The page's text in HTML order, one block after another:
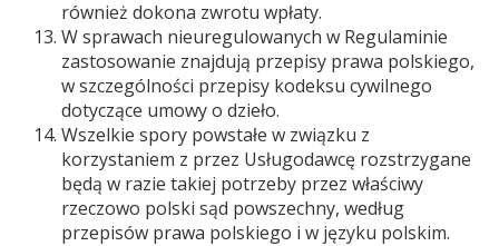
również dokona zwrotu wpłaty.
W sprawach nieuregulowanych w Regulaminie
zastosowanie znajdują przepisy prawa polskiego,
w szczególności przepisy kodeksu cywilnego
dotyczące umowy o dzieło.
Wszelkie spory powstałe w związku z
korzystaniem z przez Usługodawcę rozstrzygane
będą w razie takiej potrzeby przez właściwy
rzeczowo polski sąd powszechny, według
przepisów prawa polskiego i w języku polskim.